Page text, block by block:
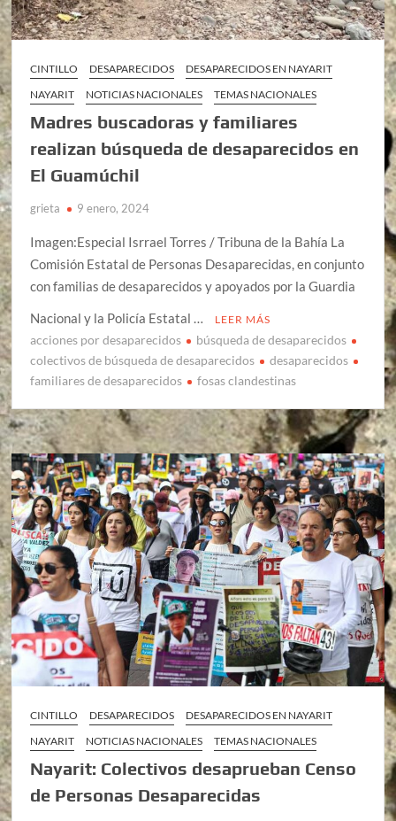
CINTILLO DESAPARECIDOS
DESAPARECIDOS EN NAYARIT
NAYARIT
NOTICIAS NACIONALES TEMAS NACIONALES
Madres buscadoras y familiares
realizan búsqueda de desaparecidos en
El Guamúchil
grieta 9 enero, 2024
Imagen:Especial Isrrael Torres / Tribuna de la Bahía La
Comisión Estatal de Personas Desaparecidas, en conjunto
con familias de desaparecidos y apoyados por la Guardia
Nacional y la Policía Estatal …
LEER MÁS
acciones por desaparecidos
búsqueda de desaparecidos
colectivos de búsqueda de desaparecidos
desaparecidos
familiares de desaparecidos
fosas clandestinas
CINTILLO DESAPARECIDOS
DESAPARECIDOS EN NAYARIT
NAYARIT
NOTICIAS NACIONALES TEMAS NACIONALES
Nayarit: Colectivos desaprueban Censo
de Personas Desaparecidas